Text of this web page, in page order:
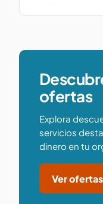
ofertas
Explora
servicios
dinero en tu
Ver